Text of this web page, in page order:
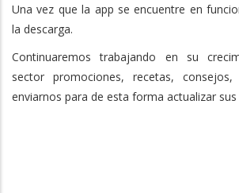
Una vez que la app se encuentre en
la descarga.
Continuaremos trabajando en su
sector promociones, recetas,
enviarnos para de esta forma actualizar sus